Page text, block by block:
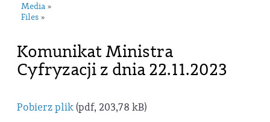
Media »
Files »
Komunikat Ministra
Cyfryzacji z dnia 22.11.2023
Pobierz plik(pdf, 203,78 kB)